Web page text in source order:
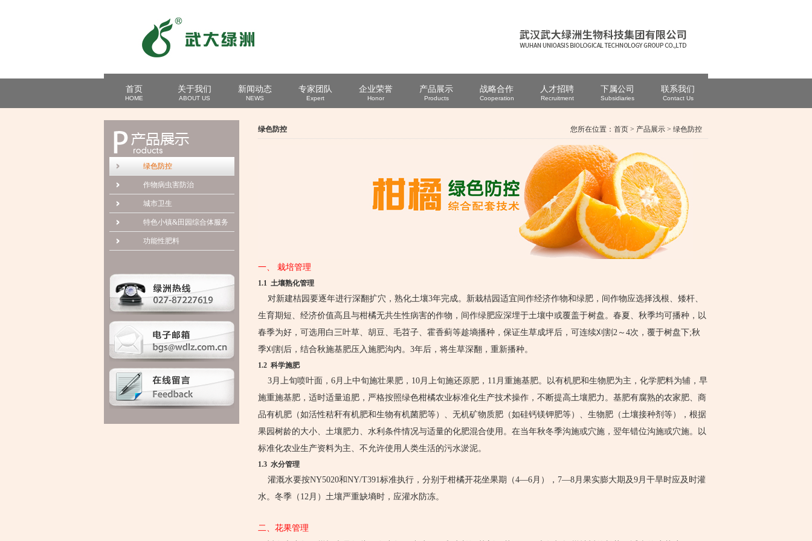
首页
HOME
关于我们
ABOUT US
新闻动态
NEWS
专家团队
Expert
企业荣誉
Honor
产品展示
Products
战略合作
Cooperation
人才招聘
Recruitment
下属公司
Subsidiaries
联系我们
Contact Us
绿色防控
作物病虫害防治
城市卫生
特色小镇&田园综合体服务
功能性肥料
您所在位置： 首页 > 产品展示 > 绿色防控
绿色防控
一、 栽培管理
1.1 土壤熟化管理
对新建桔园要逐年进行深翻扩穴，熟化土壤3年完成。新栽桔园适宜间作经济作物和绿肥，间作物应选择浅根、矮杆、
生育期短、经济价值高且与柑橘无共生性病害的作物，间作绿肥应深埋于土壤中或覆盖于树盘。春夏、秋季均可播种，以
春季为好，可选用白三叶草、胡豆、毛苕子、霍香蓟等趁墒播种，保证生草成坪后，可连续刈割2～4次，覆于树盘下;秋
季刈割后，结合秋施基肥压入施肥沟内。3年后，将生草深翻，重新播种。
1.2 科学施肥
3月上旬喷叶面，6月上中旬施壮果肥，10月上旬施还原肥，11月重施基肥。以有机肥和生物肥为主，化学肥料为辅，早
施重施基肥，适时适量追肥，严格按照绿色柑橘农业标准化生产技术操作，不断提高土壤肥力。基肥有腐熟的农家肥、商
品有机肥（如活性秸秆有机肥和生物有机菌肥等）、无机矿物质肥（如硅钙镁钾肥等）、生物肥（土壤接种剂等），根据
果园树龄的大小、土壤肥力、水利条件情况与适量的化肥混合使用。在当年秋冬季沟施或穴施，翌年错位沟施或穴施。以
标准化农业生产资料为主、不允许使用人类生活的污水淤泥。
1.3 水分管理
灌溉水要按NY5020和NY/T391标准执行，分别于柑橘开花坐果期（4—6月），7—8月果实膨大期及9月干旱时应及时灌
水。冬季（12月）土壤严重缺墒时，应灌水防冻。
二、花果管理